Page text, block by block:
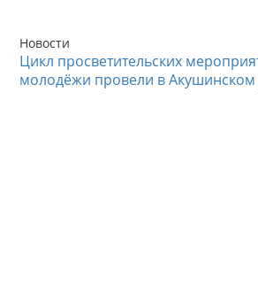
Новости
Цикл просветительских
молодёжи провели в